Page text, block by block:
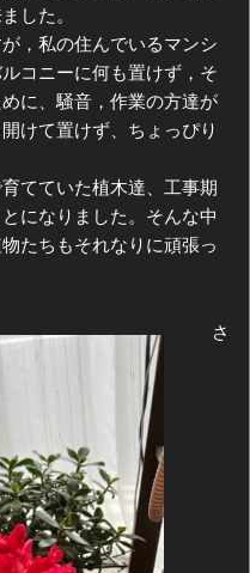
した。
，私の住んでいるマンシ
コニーに何も置けず，そ
に、騒音，作業の方達が
けて置けず、ちょっぴり
てていた植木達、工事期
になりました。そんな中
たちもそれなりに頑張っ
さ